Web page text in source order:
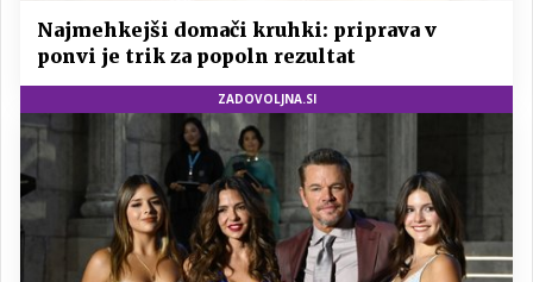
Najmehkejši domači kruhki: priprava v
ponvi je trik za popoln rezultat
ZADOVOLJNA.SI